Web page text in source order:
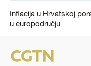
Inflacija u Hrvatskoj
u europodručju